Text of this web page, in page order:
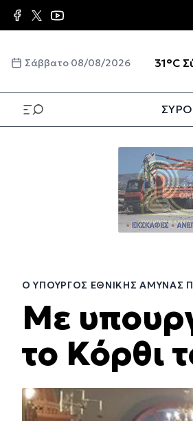
Παράκαμψη
προς
κυρίωςΣάββατο 08/08/2026 31°C
Ο ΥΠΟΥΡΓΌΣ ΕΘΝΙΚΉΣ ΆΜΥΝΑΣ
Με
το Κόρθι